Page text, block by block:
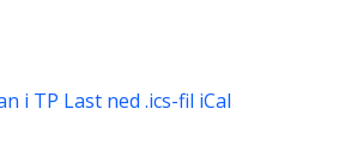
i TP Last ned .ics-fil iCal